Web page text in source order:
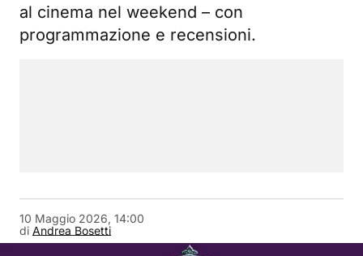
al cinema nel weekend – con
programmazione e recensioni.
di Andrea Bosetti
10 Maggio 2026, 14:00